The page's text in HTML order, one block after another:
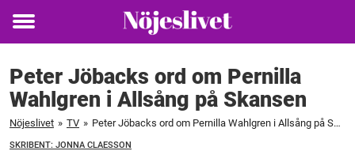
Toggle
Peter Jöbacks ord om Pernilla
Wahlgren i Allsång på Skansen
Nöjeslivet » TV » Peter Jöbacks ord om Pernilla Wahlgren i Allsång på Skansen
SKRIBENT: JONNA CLAESSON